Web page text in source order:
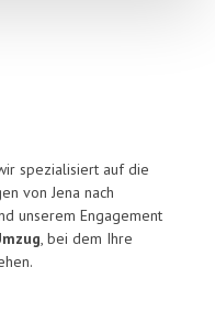
spezialisiert auf die
von Jena nach
unserem Engagement
, bei dem Ihre